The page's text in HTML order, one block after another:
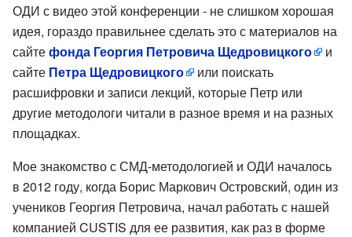
ОДИ с видео этой конференции - не слишком хорошая
идея, гораздо правильнее сделать это с материалов на
сайтефонда Георгия Петровича Щедровицкого
и
сайте Петра Щедровицкого
или поискать
расшифровки и записи лекций, которые Петр или
другие методологи читали в разное время и на разных
площадках.
Мое знакомство с СМД-методологией и ОДИ началось
в 2012 году, когда Борис Маркович Островский, один из
учеников Георгия Петровича, начал работать с нашей
компанией CUSTIS для ее развития, как раз в форме